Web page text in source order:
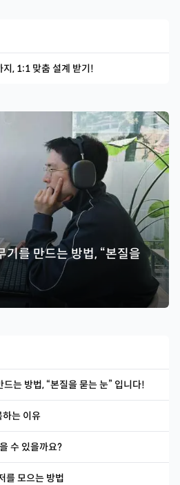
, 1:1 맞춤 설계 받기!
기를 만드는 방법, “본질을
는 방법, “본질을 묻는 눈” 입니다!
하는 이유
수 있을까요?
를 모으는 방법